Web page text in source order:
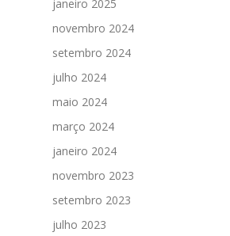
janeiro 2025
novembro 2024
setembro 2024
julho 2024
maio 2024
março 2024
janeiro 2024
novembro 2023
setembro 2023
julho 2023